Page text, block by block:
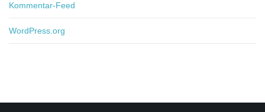
Kommentar-Feed
WordPress.org